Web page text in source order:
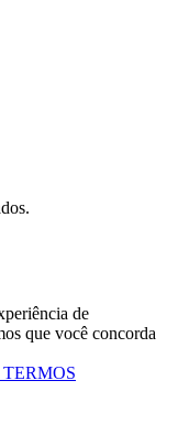
de
que você concorda
TERMOS